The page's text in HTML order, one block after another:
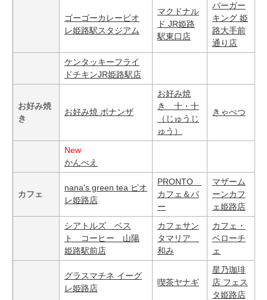
ゴーゴーカレーピオ
レ姫路駅スタジアム
マクドナル
ド JR姫路
駅東口店
バーガー
キング 姫
路大手前
通り店
ケンタッキーフライ
ドチキンJR姫路駅店
お好み焼
き
お好み焼 ボナンザ
お好み焼
き 十・十
（じゅうじ
ゅう）
きゃべつ
New
かんべえ
カフェ
nana's green tea ピオ
レ姫路店
PRONTO
カフェ＆バ
ー
マザーム
ーンカフ
ェ姫路店
シアトルズ ベス
ト コーヒー 山陽
姫路駅前店
カフェサン
タマリア
和み
カフェ・
ベローチ
ェ
グラスマチネ イーグ
レ姫路店
喫茶ヤナギ
星乃珈琲
店 フェス
タ姫路店